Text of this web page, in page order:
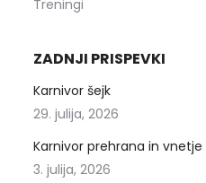
Treningi
ZADNJI PRISPEVKI
Karnivor šejk
29. julija, 2026
Karnivor prehrana in vnetje
3. julija, 2026